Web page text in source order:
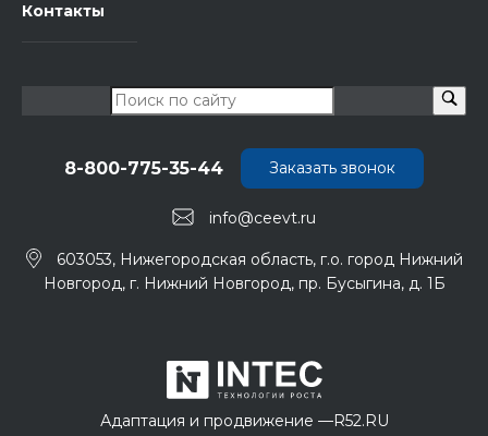
Контакты
8-800-775-35-44
info@ceevt.ru
Заказать звонок
603053, Нижегородская область, г.о. город Нижний
Новгород, г. Нижний Новгород, пр. Бусыгина, д. 1Б
Адаптация и продвижение —R52.RU